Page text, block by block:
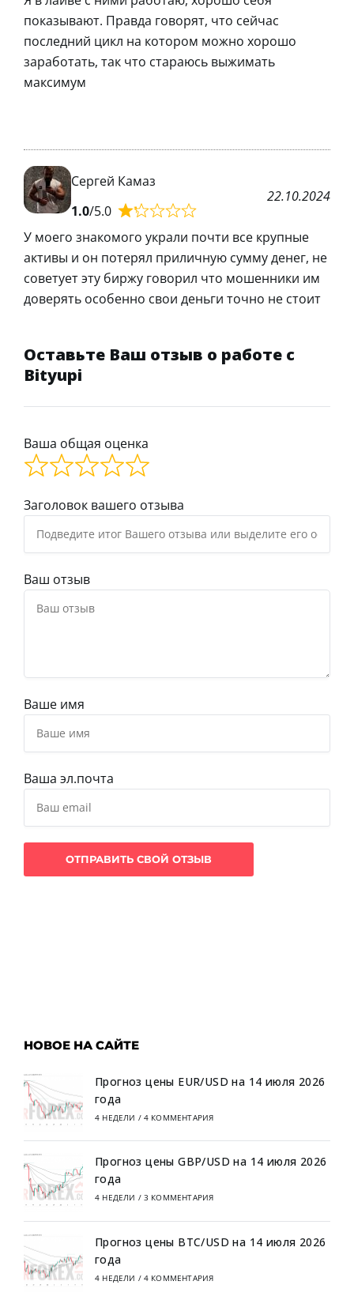
показывают. Правда говорят, что сейчас
последний цикл на котором можно хорошо
заработать, так что стараюсь выжимать
максимум
Сергей Камаз
1.0/5.0
22.10.2024
У моего знакомого украли почти все крупные
активы и он потерял приличную сумму денег, не
советует эту биржу говорил что мошенники им
доверять особенно свои деньги точно не стоит
Оставьте Ваш отзыв о работе с
Bityupi
Ваша общая оценка
Заголовок вашего отзыва
Ваш отзыв
Ваше имя
Ваша эл.почта
НОВОЕ НА САЙТЕ
Прогноз цены EUR/USD на 14 июля 2026
года
4 НЕДЕЛИ / 4 КОММЕНТАРИЯ
Прогноз цены GBP/USD на 14 июля 2026
года
4 НЕДЕЛИ / 3 КОММЕНТАРИЯ
Прогноз цены BTC/USD на 14 июля 2026
года
4 НЕДЕЛИ / 4 КОММЕНТАРИЯ